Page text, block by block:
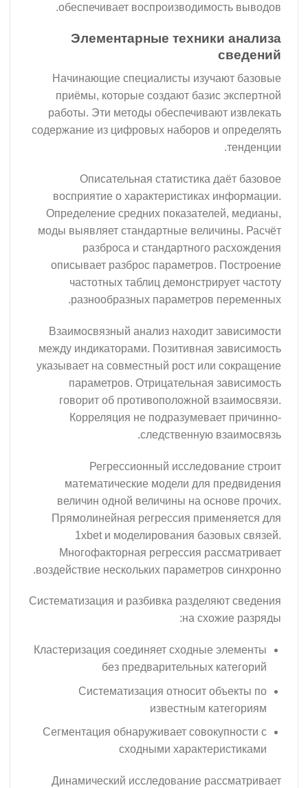
обеспечивает
Элементарные
Начинающие специалисты
приёмы, которые создают
работы. Эти методы
содержание из цифровых наборов
Описательная статистика
восприятие о характеристиках
Определение средних
моды выявляет стандартные
разброса и стандартного
описывает разброс
частотных таблиц
разнообразных параметров
Взаимосвязный анализ находит
между индикаторами. Позитивная
указывает на совместный рост
параметров. Отрицательная
говорит об противоположной
Корреляция не
следственную
Регрессионный
математические модели для
величин одной величины на
Прямолинейная регрессия
1xbet и моделирования
Многофакторная регрессия
воздействие нескольких
Систематизация и разбивка
на
Кластеризация соединяет сходные
без предварительных
Систематизация относит
известным
Сегментация обнаруживает
сходными
Динамический исследование